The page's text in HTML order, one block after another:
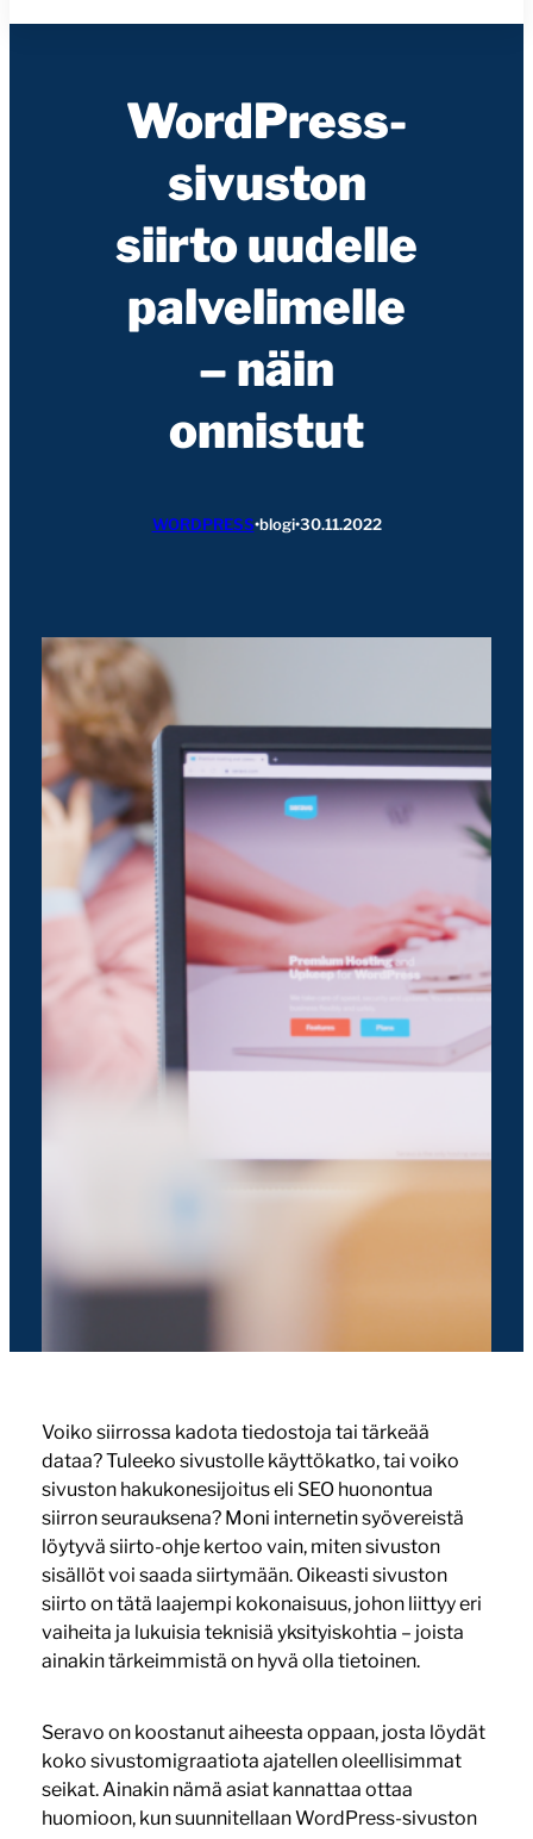
WordPress-
sivuston
siirto uudelle
palvelimelle
– näin
onnistut
WORDPRESS•blogi•30.11.2022
Voiko siirrossa kadota tiedostoja tai tärkeää
dataa? Tuleeko sivustolle käyttökatko, tai voiko
sivuston hakukonesijoitus eli SEO huonontua
siirron seurauksena? Moni internetin syövereistä
löytyvä siirto-ohje kertoo vain, miten sivuston
sisällöt voi saada siirtymään. Oikeasti sivuston
siirto on tätä laajempi kokonaisuus, johon liittyy eri
vaiheita ja lukuisia teknisiä yksityiskohtia – joista
ainakin tärkeimmistä on hyvä olla tietoinen.
Seravo on koostanut aiheesta oppaan, josta löydät
koko sivustomigraatiota ajatellen oleellisimmat
seikat. Ainakin nämä asiat kannattaa ottaa
huomioon, kun suunnitellaan WordPress-sivuston